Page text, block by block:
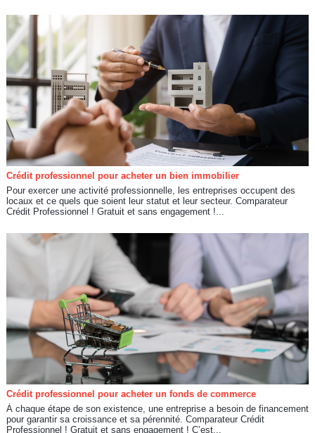
Crédit professionnel pour acheter un bien immobilier
Pour exercer une activité professionnelle, les entreprises occupent des
locaux et ce quels que soient leur statut et leur secteur. Comparateur
Crédit Professionnel ! Gratuit et sans engagement !...
Crédit professionnel pour acheter un fonds de commerce
À chaque étape de son existence, une entreprise a besoin de financement
pour garantir sa croissance et sa pérennité. Comparateur Crédit
Professionnel ! Gratuit et sans engagement ! C’est...